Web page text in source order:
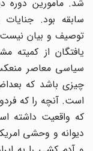
شد. مأمورین دوره
سابقه بود. جنایات
توصیف و بیان نیست.
یافتگان از کمیته
سیاسی معاصر
چیزی باشد که
است. آنچه را که
که واقعیت داشته
دیوانه و وحشی